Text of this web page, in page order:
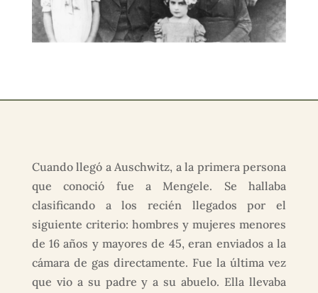
Cuando llegó a Auschwitz, a la primera persona
que conoció fue a Mengele. Se hallaba
clasificando a los recién llegados por el
siguiente criterio: hombres y mujeres menores
de 16 años y mayores de 45, eran enviados a la
cámara de gas directamente. Fue la última vez
que vio a su padre y a su abuelo. Ella llevaba